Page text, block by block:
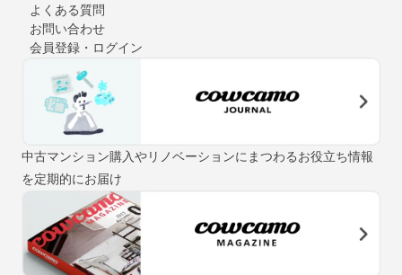
よくある質問
お問い合わせ
会員登録・ログイン
中古マンション購入やリノベーションにまつわるお役立ち情報
を定期的にお届け